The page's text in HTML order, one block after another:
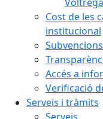
Cost de les
institucional
Accés a
Verificació
Serveis i tràmits